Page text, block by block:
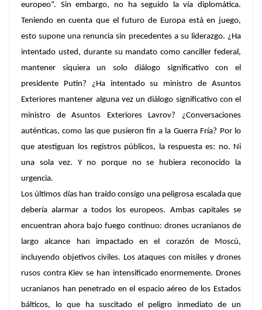
europeo”. Sin embargo, no ha seguido la vía diplomática.
Teniendo en cuenta que el futuro de Europa está en juego,
esto supone una renuncia sin precedentes a su liderazgo. ¿Ha
intentado usted, durante su mandato como canciller federal,
mantener siquiera un solo diálogo significativo con el
presidente Putin? ¿Ha intentado su ministro de Asuntos
Exteriores mantener alguna vez un diálogo significativo con el
ministro de Asuntos Exteriores Lavrov? ¿Conversaciones
auténticas, como las que pusieron fin a la Guerra Fría? Por lo
que atestiguan los registros públicos, la respuesta es: no. Ni
una sola vez. Y no porque no se hubiera reconocido la
urgencia.
Los últimos días han traído consigo una peligrosa escalada que
debería alarmar a todos los europeos. Ambas capitales se
encuentran ahora bajo fuego continuo: drones ucranianos de
largo alcance han impactado en el corazón de Moscú,
incluyendo objetivos civiles. Los ataques con misiles y drones
rusos contra Kiev se han intensificado enormemente. Drones
ucranianos han penetrado en el espacio aéreo de los Estados
bálticos, lo que ha suscitado el peligro inmediato de un